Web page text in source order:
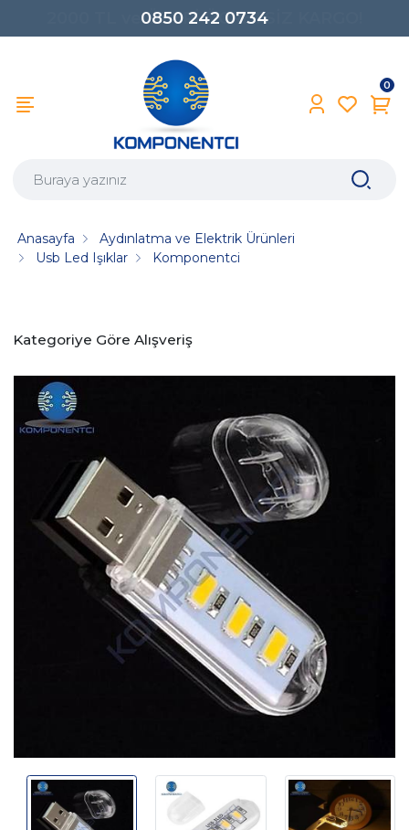
0850 242 0734
0
Anasayfa
Aydınlatma ve Elektrik Ürünleri
Usb Led Işıklar
Komponentci
Kategoriye Göre Alışveriş